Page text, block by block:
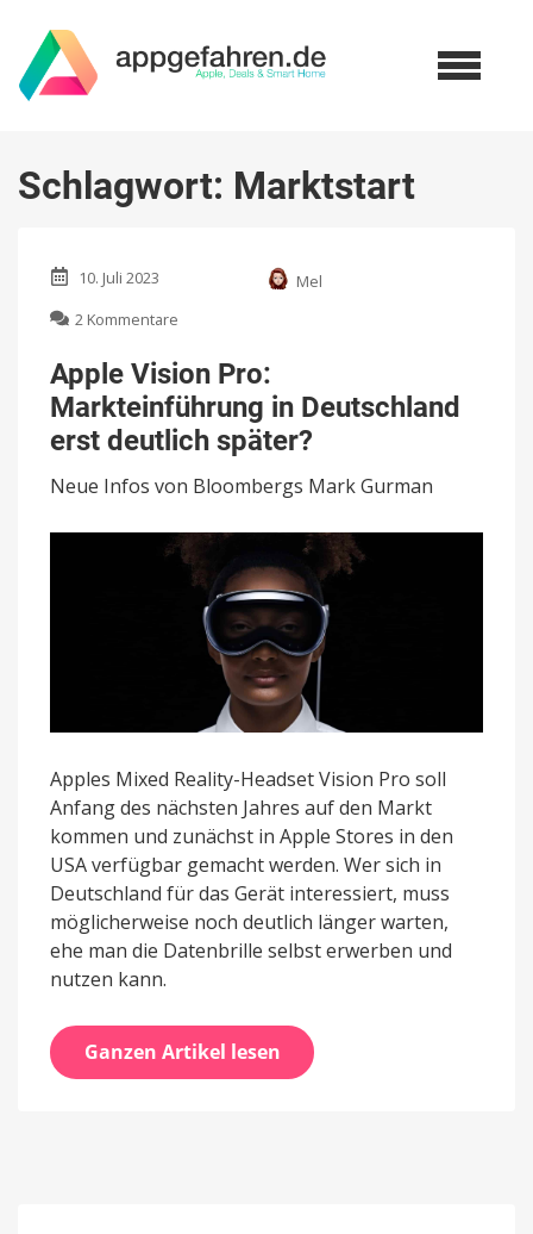
Schlagwort: Marktstart
10. Juli 2023
Mel
2 Kommentare
Vision
Pro:
Markteinführung
in
Deutschland
erst
deutlich
Apple Vision Pro:
Markteinführung in Deutschland
erst deutlich später?
Neue Infos von Bloombergs Mark Gurman
Apples Mixed Reality-Headset Vision Pro soll
Anfang des nächsten Jahres auf den Markt
kommen und zunächst in Apple Stores in den
USA verfügbar gemacht werden. Wer sich in
Deutschland für das Gerät interessiert, muss
möglicherweise noch deutlich länger warten,
ehe man die Datenbrille selbst erwerben und
nutzen kann.
Ganzen Artikel lesen